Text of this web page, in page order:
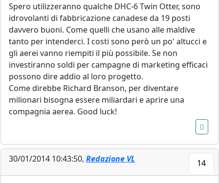
Spero utilizzeranno qualche DHC-6 Twin Otter, sono
idrovolanti di fabbricazione canadese da 19 posti
davvero buoni. Come quelli che usano alle maldive
tanto per intenderci. I costi sono però un po' altucci e
gli aerei vanno riempiti il più possibile. Se non
investiranno soldi per campagne di marketing efficaci
possono dire addio al loro progetto.
Come direbbe Richard Branson, per diventare
milionari bisogna essere miliardari e aprire una
compagnia aerea. Good luck!
30/01/2014 10:43:50, Redazione VL 14